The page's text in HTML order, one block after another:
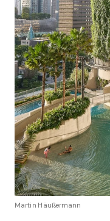
Martin Häußermann